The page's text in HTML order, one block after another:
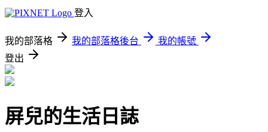
登入
我的部落格 我的部落格後台
我的帳號
登出
屏兒的生活日誌